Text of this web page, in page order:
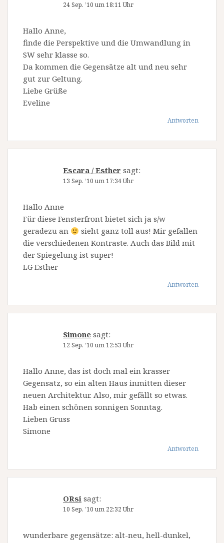
24 Sep. ’10 um 18:11 Uhr
Hallo Anne,
finde die Perspektive und die Umwandlung in
SW sehr klasse so.
Da kommen die Gegensätze alt und neu sehr
gut zur Geltung.
Liebe Grüße
Eveline
Antworten
Escara / Esther sagt:
13 Sep. ’10 um 17:34 Uhr
Hallo Anne
Für diese Fensterfront bietet sich ja s/w
geradezu an
sieht ganz toll aus! Mir gefallen
die verschiedenen Kontraste. Auch das Bild mit
der Spiegelung ist super!
LG Esther
Antworten
Simone sagt:
12 Sep. ’10 um 12:53 Uhr
Hallo Anne, das ist doch mal ein krasser
Gegensatz, so ein alten Haus inmitten dieser
neuen Architektur. Also, mir gefällt so etwas.
Hab einen schönen sonnigen Sonntag.
Lieben Gruss
Simone
Antworten
ORsi sagt:
10 Sep. ’10 um 22:32 Uhr
wunderbare gegensätze: alt-neu, hell-dunkel,